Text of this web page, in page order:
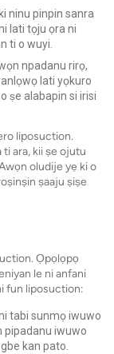
ninu pinpin sanra
lati tọju ọra ni
ti o wuyi.
npadanu rirọ,
lati yọkuro
ṣe alabapin si irisi
liposuction.
ti ara, kii ṣe ojutu
oludije yẹ ki o
ṣaaju ṣiṣe
Ọpọlọpọ
le ni anfani
fun liposuction:
tabi sunmọ iwuwo
pipadanu iwuwo
kan pato.